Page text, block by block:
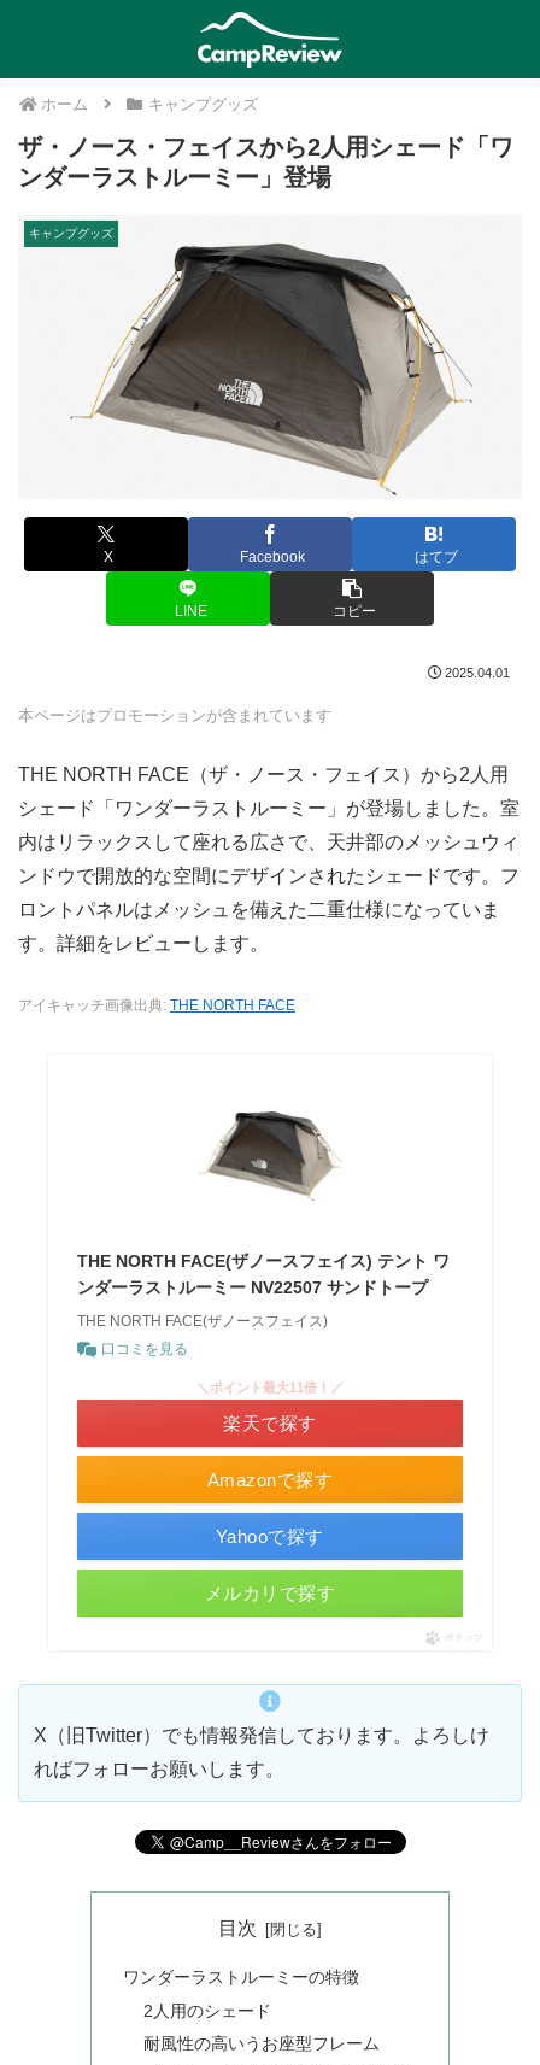
ホーム キャンプグッズ
ザ・ノース・フェイスから2人用シェード「ワ
ンダーラストルーミー」登場
キャンプグッズ
X Facebook はてブ
LINE コピー
2025.04.01
本ページはプロモーションが含まれています
THE NORTH FACE（ザ・ノース・フェイス）から2人用
シェード「ワンダーラストルーミー」が登場しました。室
内はリラックスして座れる広さで、天井部のメッシュウィ
ンドウで開放的な空間にデザインされたシェードです。フ
ロントパネルはメッシュを備えた二重仕様になっていま
す。詳細をレビューします。
アイキャッチ画像出典: THE NORTH FACE
THE NORTH FACE(ザノースフェイス) テント ワ
ンダーラストルーミー NV22507 サンドトープ
THE NORTH FACE(ザノースフェイス)
口コミを見る
Amazonで探す
＼ポイント最大11倍！／
楽天で探す
Yahooで探す
メルカリで探す
ポチップ
X（旧Twitter）でも情報発信しております。よろしけ
ればフォローお願いします。
目次
ワンダーラストルーミーの特徴
2人用のシェード
耐風性の高いうお座型フレーム